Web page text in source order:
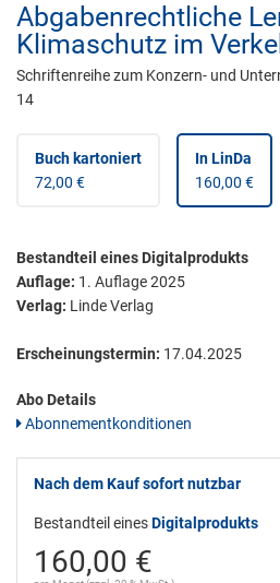
Abgabenrechtliche
Klimaschutz im
Schriftenreihe zum Konzern- und
14
Buch kartoniert
72,00 €
In LinDa
160,00 €
Bestandteil eines Digitalprodukts
Auflage: 1. Auflage 2025
Verlag: Linde Verlag
Erscheinungstermin: 17.04.2025
Abo Details
Abonnementkonditionen
Nach dem Kauf sofort nutzbar
Bestandteil einesDigitalprodukts
160,00 €